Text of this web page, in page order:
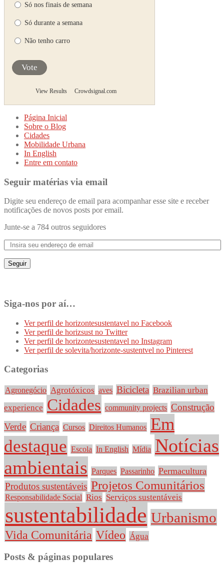
Só nos finais de semana
Só durante a semana
Não tenho carro
Vote
View Results Crowdsignal.com
Página Inicial
Sobre o Blog
Cidades
Mobilidade Urbana
In English
Entre em contato
Seguir matérias via email
Digite seu endereço de email para acompanhar esse site e receber
notificações de novos posts por email.
Junte-se a 784 outros seguidores
Seguir
Siga-nos por aí…
Ver perfil de horizontesustentavel no Facebook
Ver perfil de horizsust no Twitter
Ver perfil de horizontesustentavel no Instagram
Ver perfil de solevita/horizonte-sustentvel no Pinterest
Categorias
Agronegócio Agrotóxicos aves Bicicleta Brazilian urban
experience Cidades community projects Construção
Verde Criança Cursos Direitos Humanos Em
destaque Escola In English Mídia Notícias
ambientais Parques Passarinho Permacultura
Produtos sustentáveis Projetos Comunitários
Responsabilidade Social Rios Serviços sustentáveis
sustentabilidade Urbanismo
Vida Comunitária Vídeo Água
Posts & páginas populares